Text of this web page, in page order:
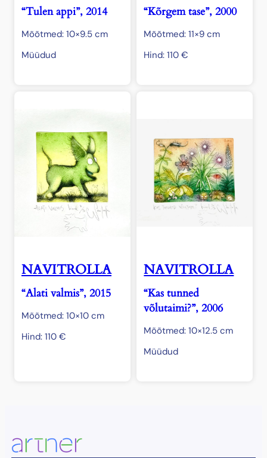
“Tulen appi”, 2014
Mõõtmed: 10×9.5 cm
Müüdud
“Kõrgem tase”, 2000
Mõõtmed: 11×9 cm
Hind:110€
NAVITROLLA
“Alati valmis”, 2015
Mõõtmed: 10×10 cm
Hind: 110 €
NAVITROLLA
“Kas tunned
võlutaimi?”, 2006
Mõõtmed: 10×12.5 cm
Müüdud